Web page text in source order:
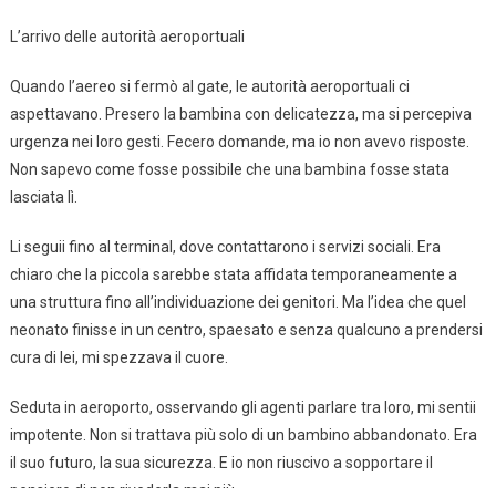
L’arrivo delle autorità aeroportuali
Quando l’aereo si fermò al gate, le autorità aeroportuali ci
aspettavano. Presero la bambina con delicatezza, ma si percepiva
urgenza nei loro gesti. Fecero domande, ma io non avevo risposte.
Non sapevo come fosse possibile che una bambina fosse stata
lasciata lì.
Li seguii fino al terminal, dove contattarono i servizi sociali. Era
chiaro che la piccola sarebbe stata affidata temporaneamente a
una struttura fino all’individuazione dei genitori. Ma l’idea che quel
neonato finisse in un centro, spaesato e senza qualcuno a prendersi
cura di lei, mi spezzava il cuore.
Seduta in aeroporto, osservando gli agenti parlare tra loro, mi sentii
impotente. Non si trattava più solo di un bambino abbandonato. Era
il suo futuro, la sua sicurezza. E io non riuscivo a sopportare il